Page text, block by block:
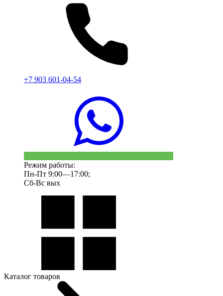
+7 903 601-04-54
Режим работы:
Пн-Пт 9:00—17:00;
Сб-Вс вых
Каталог товаров